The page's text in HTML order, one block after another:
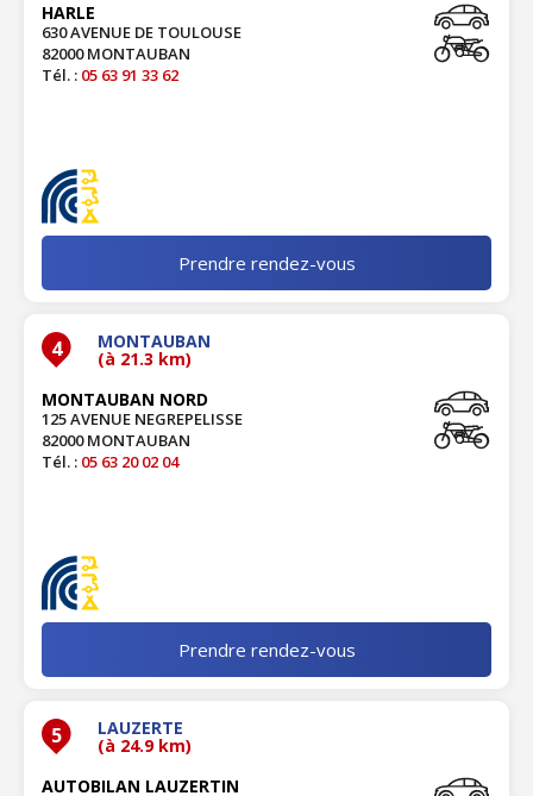
HARLE
630 AVENUE DE TOULOUSE
82000 MONTAUBAN
Tél. : 05 63 91 33 62
Prendre rendez-vous
4 MONTAUBAN
(à 21.3 km)
MONTAUBAN NORD
125 AVENUE NEGREPELISSE
82000 MONTAUBAN
Tél. : 05 63 20 02 04
Prendre rendez-vous
5 LAUZERTE
(à 24.9 km)
AUTOBILAN LAUZERTIN